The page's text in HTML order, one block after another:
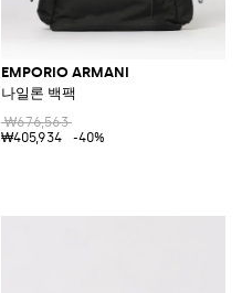
EMPORIO ARMANI
나일론 백팩
₩676,563
₩405,934
-40%